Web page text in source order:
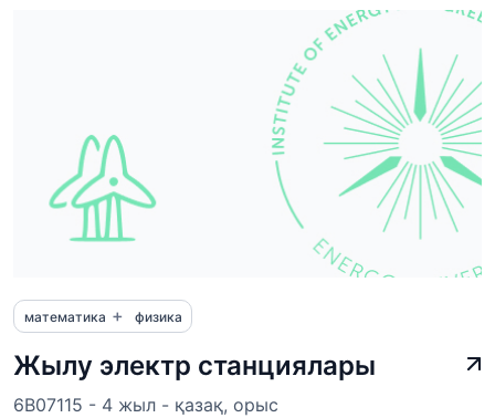
математика + физика
Жылу электр станциялары
6B07115 - 4 жыл - қазақ, орыс